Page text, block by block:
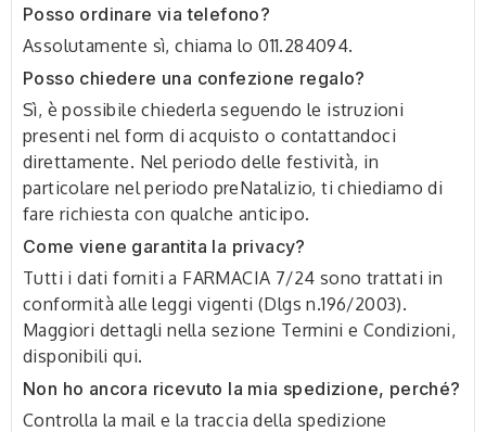
Posso ordinare via telefono?
Assolutamente sì, chiama lo 011.284094.
Posso chiedere una confezione regalo?
Sì, è possibile chiederla seguendo le istruzioni
presenti nel form di acquisto o contattandoci
direttamente. Nel periodo delle festività, in
particolare nel periodo preNatalizio, ti chiediamo di
fare richiesta con qualche anticipo.
Come viene garantita la privacy?
Tutti i dati forniti a FARMACIA 7/24 sono trattati in
conformità alle leggi vigenti (Dlgs n.196/2003).
Maggiori dettagli nella sezione Termini e Condizioni,
disponibili qui.
Non ho ancora ricevuto la mia spedizione, perché?
Controlla la mail e la traccia della spedizione